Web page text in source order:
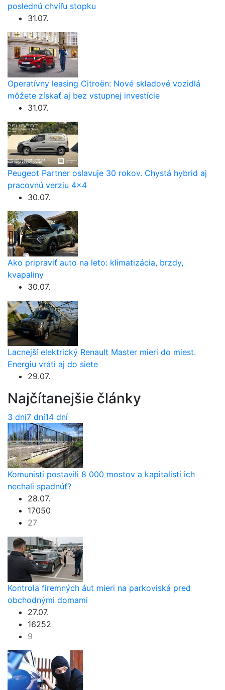
poslednú chvíľu stopku
31.07.
Operatívny leasing Citroën: Nové skladové vozidlá
môžete získať aj bez vstupnej investície
31.07.
Peugeot Partner oslavuje 30 rokov. Chystá hybrid aj
pracovnú verziu 4×4
30.07.
Ako pripraviť auto na leto: klimatizácia, brzdy,
kvapaliny
30.07.
Lacnejší elektrický Renault Master mieri do miest.
Energiu vráti aj do siete
29.07.
Najčítanejšie články
3 dni7 dní14 dní
Komunisti postavili 8 000 mostov a kapitalisti ich
nechali spadnúť?
28.07.
17050
27
Kontrola firemných áut mieri na parkoviská pred
obchodnými domami
27.07.
16252
9